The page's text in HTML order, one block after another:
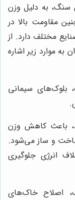
به دلیل وزن
مقاومت بالا در
مختلف دارد. از
موارد زیر اشاره
بلوک‌های سیمانی
باعث کاهش وزن
و ساز می‌شود.
انرژی جلوگیری
اصلاح خاک‌های